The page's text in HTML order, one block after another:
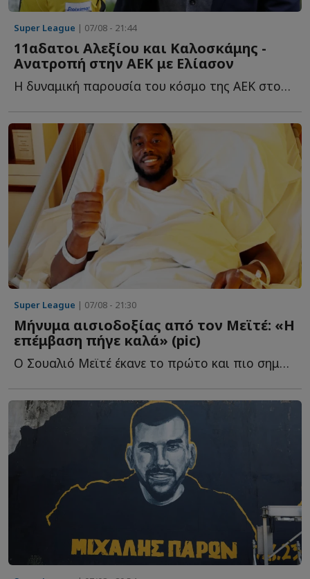
Super League | 07/08 - 21:44
11αδατοι Αλεξίου και Καλοσκάμης -
Ανατροπή στην ΑΕΚ με Ελίασον
Η δυναμική παρουσία του κόσμο της ΑΕΚ στον τελικό του Su...
Super League | 07/08 - 21:30
Μήνυμα αισιοδοξίας από τον Μεϊτέ: «Η
επέμβαση πήγε καλά» (pic)
Ο Σουαλιό Μεϊτέ έκανε το πρώτο και πιο σημαντικό βήμα σ...